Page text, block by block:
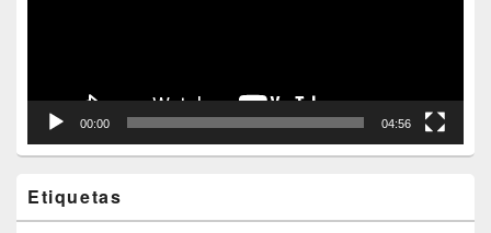
00:00 04:56
Etiquetas